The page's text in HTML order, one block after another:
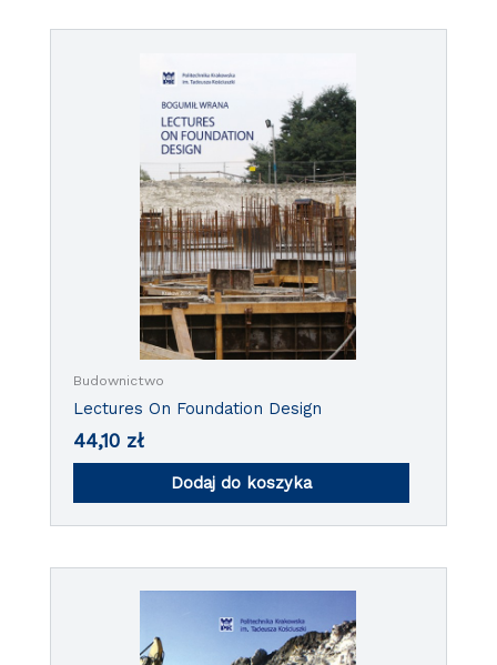
Budownictwo
Lectures On Foundation Design
44,10 zł
Dodaj do koszyka